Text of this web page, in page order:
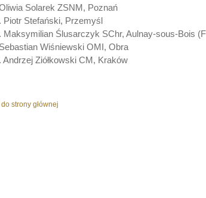
Solarek ZSNM, Poznań
Piotr Stefański, Przemyśl
Maksymilian Ślusarczyk SChr, Aulnay-sous-Bois
Wiśniewski OMI, Obra
Andrzej Ziółkowski CM, Kraków
strony głównej